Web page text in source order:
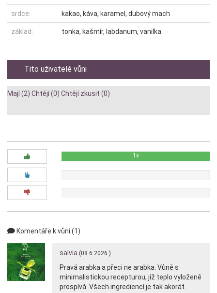
srdce: kakao, káva, karamel, dubový mach
základ: tonka, kašmír, labdanum, vanilka
Tito uživatelé vůni
Mají (2) Chtějí (0) Chtějí zkusit (0)
1x
Komentáře k vůni (1)
salvia (08.6.2026 )
Pravá arabka a přeci ne arabka. Vůně s
minimalistickou recepturou, jíž teplo vyloženě
prospívá. Všech ingrediencí je tak akorát.